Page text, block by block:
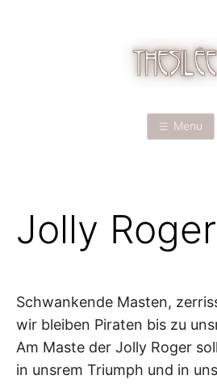
Menu
Jolly Roger
Schwankende Masten,
wir bleiben Piraten bis zu
Am Maste der Jolly Roger
in unsrem Triumph und in